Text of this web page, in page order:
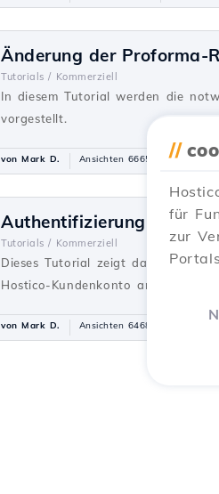
Änderung der Proforma-
Tutorials / Kommerziell
In diesem Tutorial werden die
vorgestellt.
von Mark D. Ansichten 6665
Authentifizierung im
Tutorials / Kommerziell
Dieses Tutorial zeigt das
Hostico-Kundenkonto anzumelden.
von Mark D. Ansichten 6468 Vor
//
für
zur